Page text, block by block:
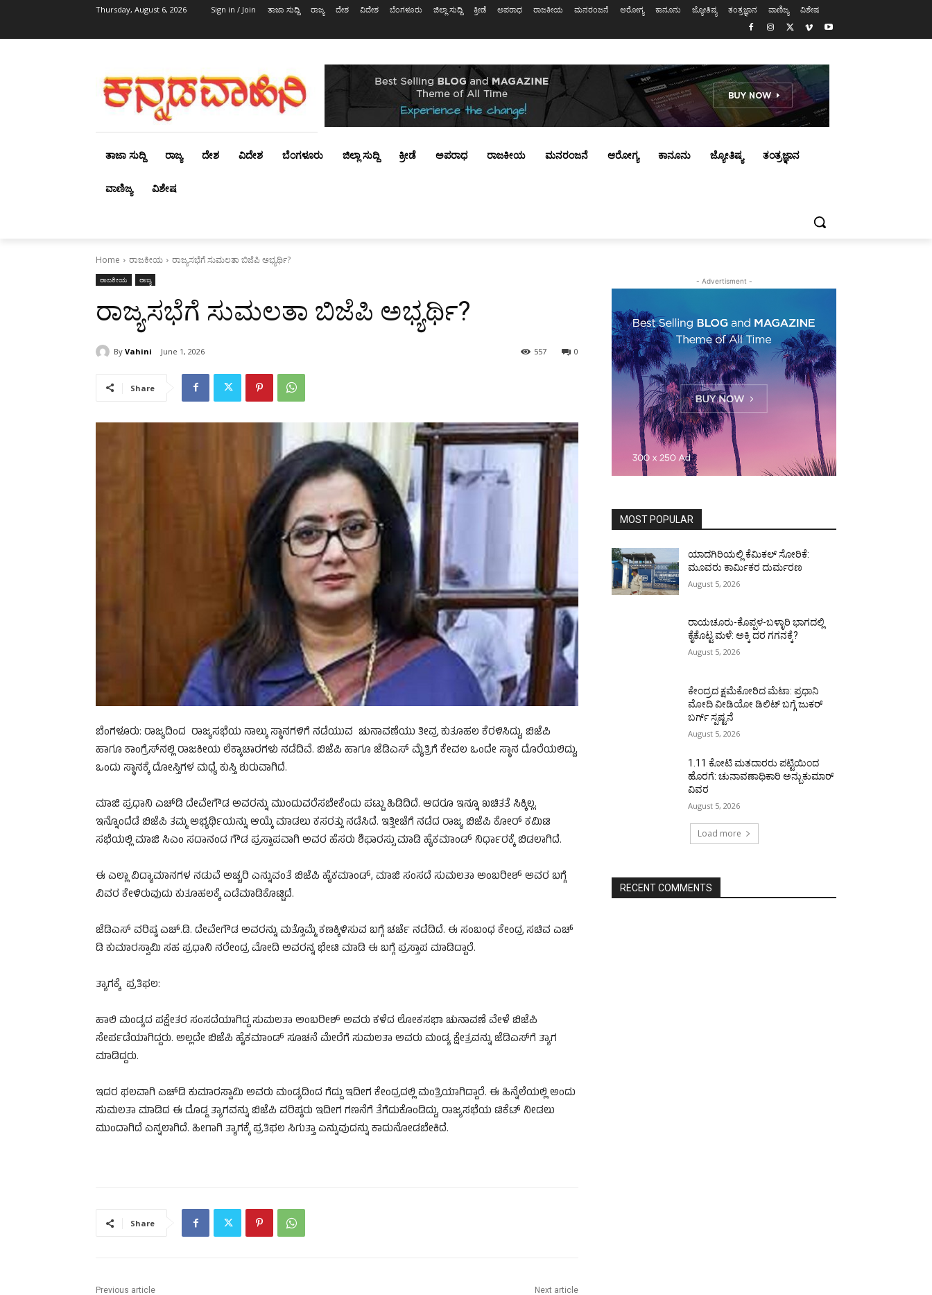
Thursday, August 6, 2026 Sign in / Join ತಾಜಾ ಸುದ್ದಿ ರಾಜ್ಯ ದೇಶ ವಿದೇಶ ಬೆಂಗಳೂರು ಜಿಲ್ಲಾ ಸುದ್ದಿ ಕ್ರೀಡೆ ಅಪರಾಧ ರಾಜಕೀಯ ಮನರಂಜನೆ ಆರೋಗ್ಯ ಕಾನೂನು ಜ್ಯೋತಿಷ್ಯ ತಂತ್ರಜ್ಞಾನ ವಾಣಿಜ್ಯ ವಿಶೇಷ
ತಾಜಾ ಸುದ್ದಿ ರಾಜ್ಯ ದೇಶ ವಿದೇಶ ಬೆಂಗಳೂರು ಜಿಲ್ಲಾ ಸುದ್ದಿ ಕ್ರೀಡೆ ಅಪರಾಧ ರಾಜಕೀಯ ಮನರಂಜನೆ ಆರೋಗ್ಯ ಕಾನೂನು ಜ್ಯೋತಿಷ್ಯ ತಂತ್ರಜ್ಞಾನ
ವಾಣಿಜ್ಯ ವಿಶೇಷ
Home ರಾಜಕೀಯ ರಾಜ್ಯಸಭೆಗೆ ಸುಮಲತಾ ಬಿಜೆಪಿ ಅಭ್ಯರ್ಥಿ?
ರಾಜಕೀಯ ರಾಜ್ಯ
ರಾಜ್ಯಸಭೆಗೆ ಸುಮಲತಾ ಬಿಜೆಪಿ ಅಭ್ಯರ್ಥಿ?
By Vahini June 1, 2026 0
557
Share
ಬೆಂಗಳೂರು: ರಾಜ್ಯದಿಂದ ರಾಜ್ಯಸಭೆಯ ನಾಲ್ಕು ಸ್ಥಾನಗಳಿಗೆ ನಡೆಯುವ ಚುನಾವಣೆಯು ತೀವ್ರ ಕುತೂಹಲ ಕೆರಳಿಸಿದ್ದು, ಬಿಜೆಪಿ
ಹಾಗೂ ಕಾಂಗ್ರೆಸ್​​​ನಲ್ಲಿ ರಾಜಕೀಯ ಲೆಕ್ಕಾಚಾರಗಳು ನಡೆದಿವೆ. ಬಿಜೆಪಿ ಹಾಗೂ ಜೆಡಿಎಸ್ ಮೈತ್ರಿಗೆ ಕೇವಲ ಒಂದೇ ಸ್ಥಾನ ದೊರೆಯಲಿದ್ದು,
ಒಂದು ಸ್ಥಾನಕ್ಕೆ ದೋಸ್ತಿಗಳ ಮಧ್ಯೆ ಕುಸ್ತಿ ಶುರುವಾಗಿದೆ.
ಮಾಜಿ ಪ್ರಧಾನಿ ಎಚ್​​ಡಿ ದೇವೇಗೌಡ ಅವರನ್ನು ಮುಂದುವರೆಸಬೇಕೆಂದು ಪಟ್ಟು ಹಿಡಿದಿದೆ. ಆದರೂ ಇನ್ನೂ ಖಚಿತತೆ ಸಿಕ್ಕಿಲ್ಲ.
ಇನ್ನೊಂದೆಡೆ ಬಿಜೆಪಿ ತಮ್ಮ ಅಭ್ಯರ್ಥಿಯನ್ನು ಆಯ್ಕೆ ಮಾಡಲು ಕಸರತ್ತು ನಡೆಸಿದೆ. ಇತ್ತೀಚೆಗೆ ನಡೆದ ರಾಜ್ಯ ಬಿಜೆಪಿ ಕೋರ್ ಕಮಿಟಿ
ಸಭೆಯಲ್ಲಿ ಮಾಜಿ ಸಿಎಂ ಸದಾನಂದ ಗೌಡ ಪ್ರಸ್ತಾಪವಾಗಿ ಅವರ ಹೆಸರು ಶಿಫಾರಸ್ಸು ಮಾಡಿ ಹೈಕಮಾಂಡ್ ನಿರ್ಧಾರಕ್ಕೆ ಬಿಡಲಾಗಿದೆ.
ಈ ಎಲ್ಲಾ ವಿದ್ಯಾಮಾನಗಳ ನಡುವೆ ಅಚ್ಚರಿ ಎನ್ನುವಂತೆ ಬಿಜೆಪಿ ಹೈಕಮಾಂಡ್, ಮಾಜಿ ಸಂಸದೆ ಸುಮಲತಾ ಅಂಬರೀಶ್ ಅವರ ಬಗ್ಗೆ
ವಿವರ ಕೇಳಿರುವುದು ಕುತೂಹಲಕ್ಕೆ ಎಡೆಮಾಡಿಕೊಟ್ಟಿದೆ.
ಜೆಡಿಎಸ್ ವರಿಷ್ಠ ಎಚ್.ಡಿ. ದೇವೇಗೌಡ ಅವರನ್ನು ಮತ್ತೊಮ್ಮೆ ಕಣಕ್ಕಿಳಿಸುವ ಬಗ್ಗೆ ಚರ್ಚೆ ನಡೆದಿದೆ. ಈ ಸಂಬಂಧ ಕೇಂದ್ರ ಸಚಿವ ಎಚ್​​​
ಡಿ ಕುಮಾರಸ್ವಾಮಿ ಸಹ ಪ್ರಧಾನಿ ನರೇಂದ್ರ ಮೋದಿ ಅವರನ್ನ ಭೇಟಿ ಮಾಡಿ ಈ ಬಗ್ಗೆ ಪ್ರಸ್ತಾಪ ಮಾಡಿದ್ದಾರೆ.
ತ್ಯಾಗಕ್ಕೆ ಪ್ರತಿಫಲ:
ಹಾಲಿ ಮಂಡ್ಯದ ಪಕ್ಷೇತರ ಸಂಸದೆಯಾಗಿದ್ದ ಸುಮಲತಾ ಅಂಬರೀಶ್ ಅವರು ಕಳೆದ ಲೋಕಸಭಾ ಚುನಾವಣೆ ವೇಳೆ ಬಿಜೆಪಿ
ಸೇರ್ಪಡೆಯಾಗಿದ್ದರು. ಅಲ್ಲದೇ ಬಿಜೆಪಿ ಹೈಕಮಾಂಡ್ ಸೂಚನೆ ಮೇರೆಗೆ ಸುಮಲತಾ ಅವರು ಮಂಡ್ಯ ಕ್ಷೇತ್ರವನ್ನು ಜೆಡಿಎಸ್​​​ಗೆ ತ್ಯಾಗ
ಮಾಡಿದ್ದರು.
ಇದರ ಫಲವಾಗಿ ಎಚ್​​​ಡಿ ಕುಮಾರಸ್ವಾಮಿ ಅವರು ಮಂಡ್ಯದಿಂದ ಗೆದ್ದು ಇದೀಗ ಕೇಂದ್ರದಲ್ಲಿ ಮಂತ್ರಿಯಾಗಿದ್ದಾರೆ. ಈ ಹಿನ್ನೆಲೆಯಲ್ಲಿ ಅಂದು
ಸುಮಲತಾ ಮಾಡಿದ ಈ ದೊಡ್ಡ ತ್ಯಾಗವನ್ನು ಬಿಜೆಪಿ ವರಿಷ್ಠರು ಇದೀಗ ಗಣನೆಗೆ ತೆಗೆದುಕೊಂಡಿದ್ದು, ರಾಜ್ಯಸಭೆಯ ಟಿಕೆಟ್ ನೀಡಲು
ಮುಂದಾಗಿದೆ ಎನ್ನಲಾಗಿದೆ. ಹೀಗಾಗಿ ತ್ಯಾಗಕ್ಕೆ ಪ್ರತಿಫಲ ಸಿಗುತ್ತಾ ಎನ್ನುವುದನ್ನು ಕಾದುನೋಡಬೇಕಿದೆ.
Share
Previous article Next article
- Advertisment -
MOST POPULAR
ಯಾದಗಿರಿಯಲ್ಲಿ ಕೆಮಿಕಲ್ ಸೋರಿಕೆ:
ಮೂವರು ಕಾರ್ಮಿಕರ ದುರ್ಮರಣ
August 5, 2026
ರಾಯಚೂರು-ಕೊಪ್ಪಳ-ಬಳ್ಳಾರಿ ಭಾಗದಲ್ಲಿ
ಕೈಕೊಟ್ಟ ಮಳೆ: ಅಕ್ಕಿ ದರ ಗಗನಕ್ಕೆ?
August 5, 2026
ಕೇಂದ್ರದ ಕ್ಷಮೆಕೋರಿದ ಮೆಟಾ: ಪ್ರಧಾನಿ
ಮೋದಿ ವೀಡಿಯೋ ಡಿಲಿಟ್ ಬಗ್ಗೆ ಜುಕರ್
ಬರ್ಗ್ ಸ್ಪಷ್ಟನೆ
August 5, 2026
1.11 ಕೋಟಿ ಮತದಾರರು ಪಟ್ಟಿಯಿಂದ
ಹೊರಗೆ: ಚುನಾವಣಾಧಿಕಾರಿ ಅನ್ಬುಕುಮಾರ್
ವಿವರ
August 5, 2026
Load more
RECENT COMMENTS